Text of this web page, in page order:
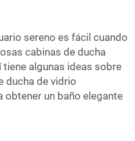
sereno es fácil cuando
cabinas de ducha
tiene algunas ideas sobre
ducha de vidrio
obtener un baño elegante